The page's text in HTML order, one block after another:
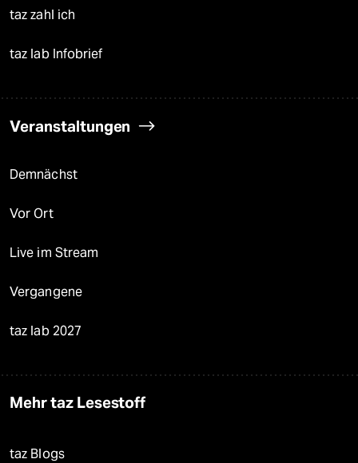
taz zahl ich
taz lab Infobrief
Veranstaltungen
Demnächst
Vor Ort
Live im Stream
Vergangene
taz lab 2027
Mehr taz Lesestoff
taz Blogs